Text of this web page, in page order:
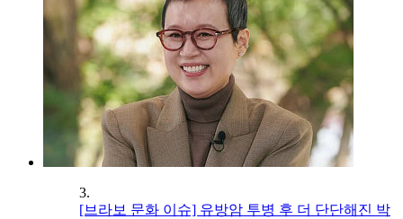
3.
[브라보 문화 이슈] 유방암 투병 후 더 단단해진 박